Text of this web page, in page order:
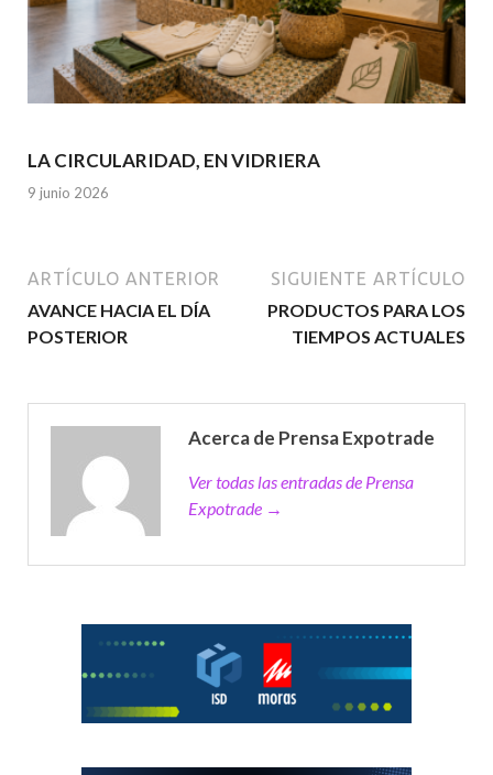
LA CIRCULARIDAD, EN VIDRIERA
9 junio 2026
ARTÍCULO ANTERIOR
AVANCE HACIA EL DÍA
POSTERIOR
SIGUIENTE ARTÍCULO
PRODUCTOS PARA LOS
TIEMPOS ACTUALES
Acerca de Prensa Expotrade
Ver todas las entradas de Prensa
Expotrade →